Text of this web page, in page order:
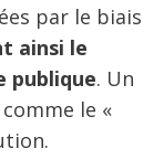
par le biais
ainsi le
publique. Un
le «